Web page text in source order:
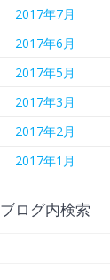
2017年7月
2017年6月
2017年5月
2017年3月
2017年2月
2017年1月
ブログ内検索